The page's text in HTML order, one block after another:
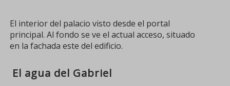
El interior del palacio visto desde el portal
principal. Al fondo se ve el actual acceso, situado
en la fachada este del edificio.
El agua del Gabriel